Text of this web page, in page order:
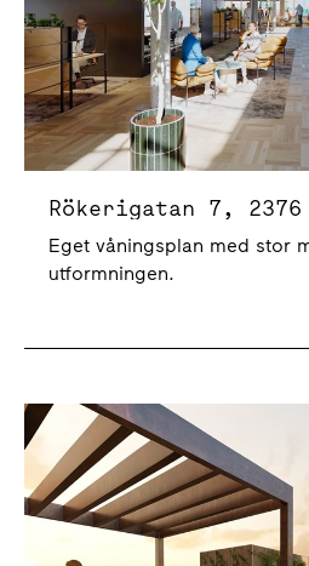
Rökerigatan
Eget våningsplan med stor
utformningen.
Rökerigatan 7